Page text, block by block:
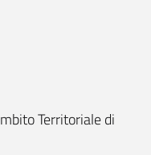
Territoriale di